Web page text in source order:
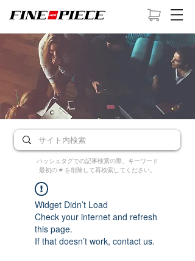
ハッシュタグでの記事検索の際、キーワード
最初の # を削除して再検索してください。
Widget Didn’t Load
Check your internet and refresh
this page.
If that doesn’t work, contact us.